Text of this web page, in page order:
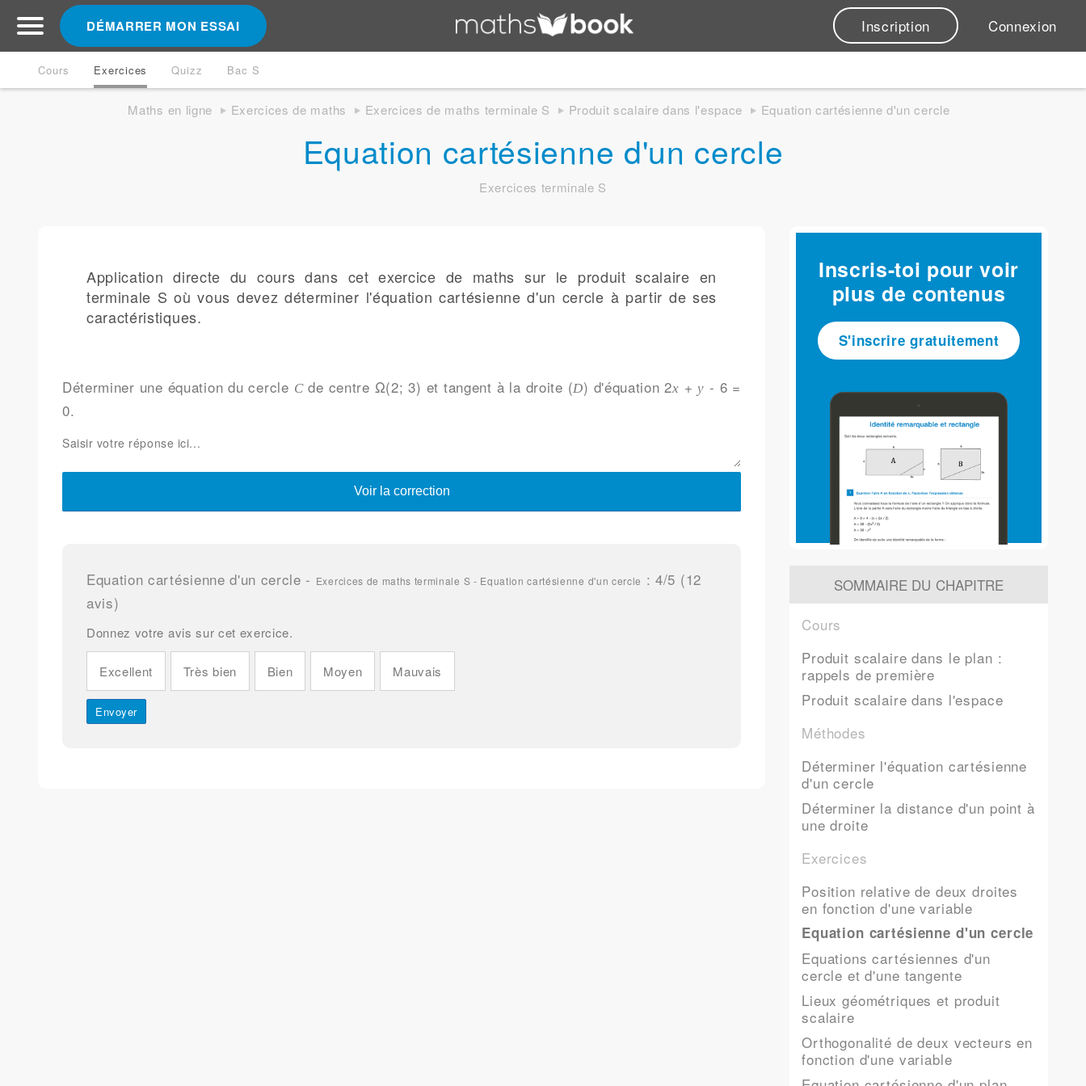
DÉMARRER MON ESSAI Inscription Connexion
Cours Exercices Quizz Bac S
Maths en ligne Exercices de maths Exercices de maths terminale S Produit scalaire dans l'espace Equation cartésienne d'un cercle
Equation cartésienne d'un cercle
Exercices terminale S
Inscris-toi pour voir
plus de contenus
S'inscrire gratuitement
SOMMAIRE DU CHAPITRE
Cours
Produit scalaire dans le plan :
rappels de première
Produit scalaire dans l'espace
Méthodes
Déterminer l'équation cartésienne
d'un cercle
Déterminer la distance d'un point à
une droite
Exercices
Position relative de deux droites
en fonction d'une variable
Equation cartésienne d'un cercle
Equations cartésiennes d'un
cercle et d'une tangente
Lieux géométriques et produit
scalaire
Orthogonalité de deux vecteurs en
fonction d'une variable
Application directe du cours dans cet exercice de maths sur le produit scalaire en
terminale S où vous devez déterminer l'équation cartésienne d'un cercle à partir de ses
caractéristiques.
Déterminer une équation du cercle Cde centre Ω(2; 3) et tangent à la droite (D) d'équation 2x +y - 6 =
0.
Voir la correction
Equation cartésienne d'un cercle - Exercices de maths terminale S - Equation cartésienne d'un cercle :4/5 (12
avis)
Donnez votre avis sur cet exercice.
Excellent Très bien Bien Moyen Mauvais